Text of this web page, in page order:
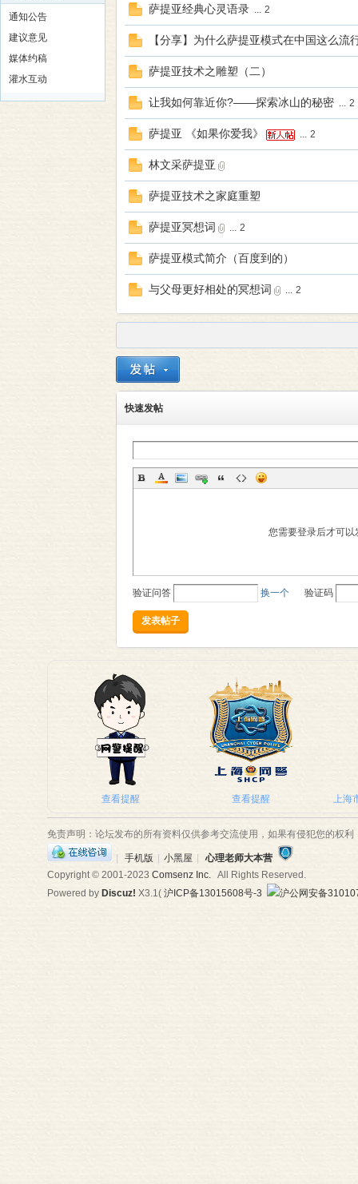
通知公告
建议意见
媒体约稿
灌水互动
萨提亚经典心灵语录 ... 2
【分享】为什么萨提亚模式在中国这么流
萨提亚技术之雕塑（二）
让我如何靠近你?——探索冰山的秘密 ... 2
萨提亚 《如果你爱我》 ... 2
林文采萨提亚
萨提亚技术之家庭重塑
萨提亚冥想词 ... 2
萨提亚模式简介（百度到的）
与父母更好相处的冥想词 ... 2
快速发帖
您需要登录后才可
验证问答 换一个 验证码
发表帖子
查看提醒 查看提醒 上海
免责声明：论坛发布的所有资料仅供参考交流使用，如果有侵犯您的权
手机版 小黑屋
心理老师大本营
Copyright © 2001-2023 Comsenz Inc.All Rights Reserved.
Powered by Discuz! X3.1( 沪ICP备13015608号-3 沪公网安备